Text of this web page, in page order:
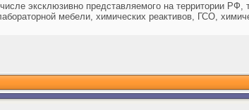
эксклюзивно представляемого на территории РФ,
мебели, химических реактивов, ГСО,